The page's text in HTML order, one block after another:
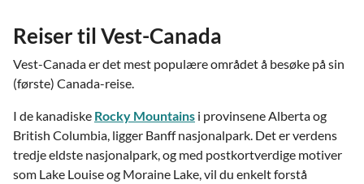
Reiser til Vest-Canada
Vest-Canada er det mest populære området å besøke på sin
(første) Canada-reise.
I de kanadiske Rocky Mountains i provinsene Alberta og
British Columbia, ligger Banff nasjonalpark. Det er verdens
tredje eldste nasjonalpark, og med postkortverdige motiver
som Lake Louise og Moraine Lake, vil du enkelt forstå